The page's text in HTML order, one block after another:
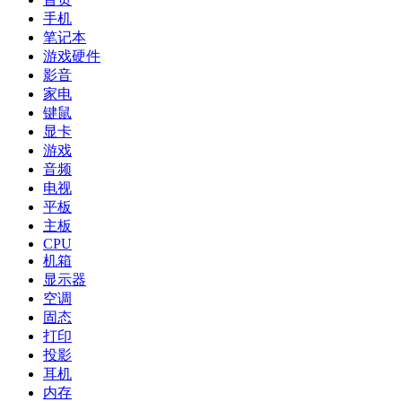
手机
笔记本
游戏硬件
影音
家电
键鼠
显卡
游戏
音频
电视
平板
主板
CPU
机箱
显示器
空调
固态
打印
投影
耳机
内存